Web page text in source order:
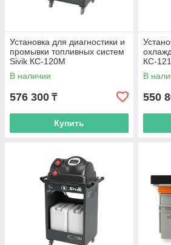
Установка для диагностики и
промывки топливных систем
Sivik КС-120М
В наличии
576 300 ₸
Купить
КС-
В
550